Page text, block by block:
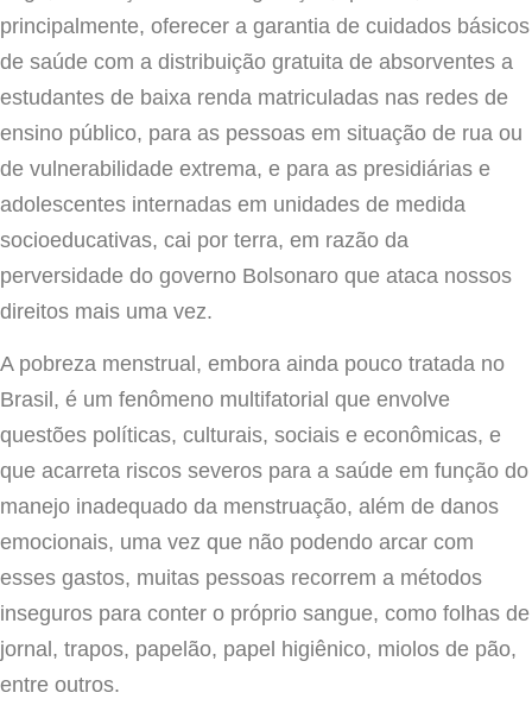
principalmente, oferecer a garantia de cuidados básicos
de saúde com a distribuição gratuita de absorventes a
estudantes de baixa renda matriculadas nas redes de
ensino público, para as pessoas em situação de rua ou
de vulnerabilidade extrema, e para as presidiárias e
adolescentes internadas em unidades de medida
socioeducativas, cai por terra, em razão da
perversidade do governo Bolsonaro que ataca nossos
direitos mais uma vez.
A pobreza menstrual, embora ainda pouco tratada no
Brasil, é um fenômeno multifatorial que envolve
questões políticas, culturais, sociais e econômicas, e
que acarreta riscos severos para a saúde em função do
manejo inadequado da menstruação, além de danos
emocionais, uma vez que não podendo arcar com
esses gastos, muitas pessoas recorrem a métodos
inseguros para conter o próprio sangue, como folhas de
jornal, trapos, papelão, papel higiênico, miolos de pão,
entre outros.